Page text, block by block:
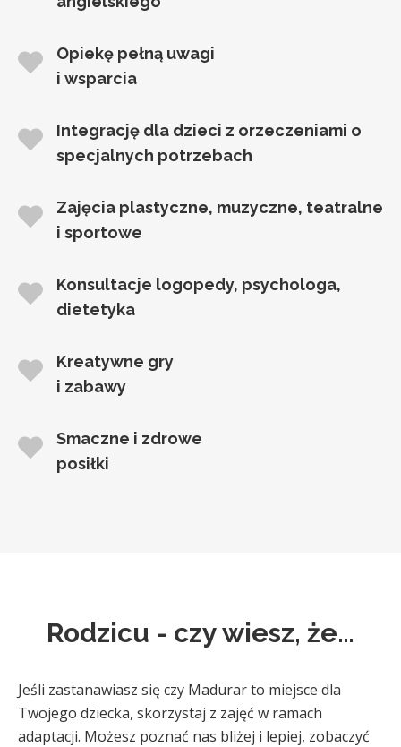
Opiekę pełną uwagi
i wsparcia
Integrację dla dzieci z orzeczeniami o
specjalnych potrzebach
Zajęcia plastyczne, muzyczne, teatralne
i sportowe
Konsultacje logopedy, psychologa,
dietetyka
Kreatywne gry
i zabawy
Smaczne i zdrowe
posiłki
Rodzicu - czy wiesz, że…
Jeśli zastanawiasz się czy Madurar to miejsce dla
Twojego dziecka, skorzystaj z zajęć w ramach
adaptacji. Możesz poznać nas bliżej i lepiej, zobaczyć